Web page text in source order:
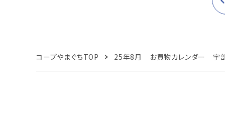
コープやまぐちTOP 25年8月 お買物カレンダー 宇